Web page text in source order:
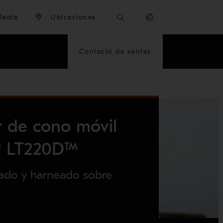
Ubicaciones
Contacto de ventas
de cono móvil
LT220D™
y harneado sobre